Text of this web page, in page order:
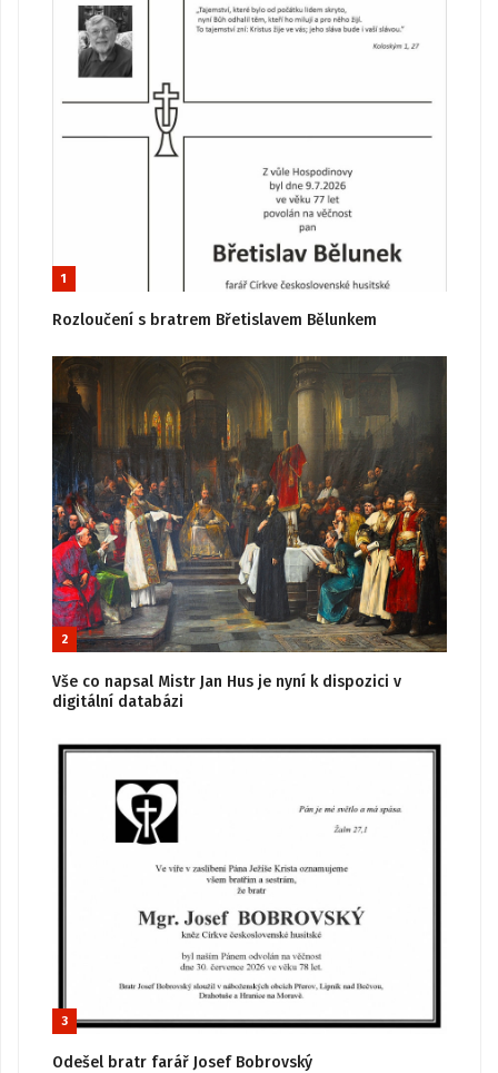
1
Rozloučení s bratrem Břetislavem Bělunkem
2
Vše co napsal Mistr Jan Hus je nyní k dispozici v
digitální databázi
3
Odešel bratr farář Josef Bobrovský